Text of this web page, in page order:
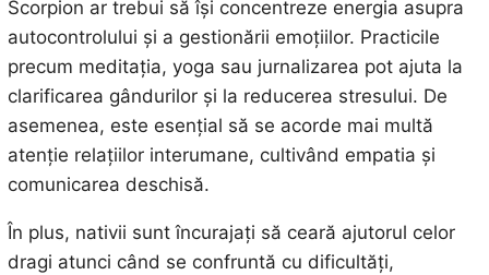
Scorpion ar trebui să își concentreze energia asupra
autocontrolului și a gestionării emoțiilor. Practicile
precum meditația, yoga sau jurnalizarea pot ajuta la
clarificarea gândurilor și la reducerea stresului. De
asemenea, este esențial să se acorde mai multă
atenție relațiilor interumane, cultivând empatia și
comunicarea deschisă.
În plus, nativii sunt încurajați să ceară ajutorul celor
dragi atunci când se confruntă cu dificultăți,